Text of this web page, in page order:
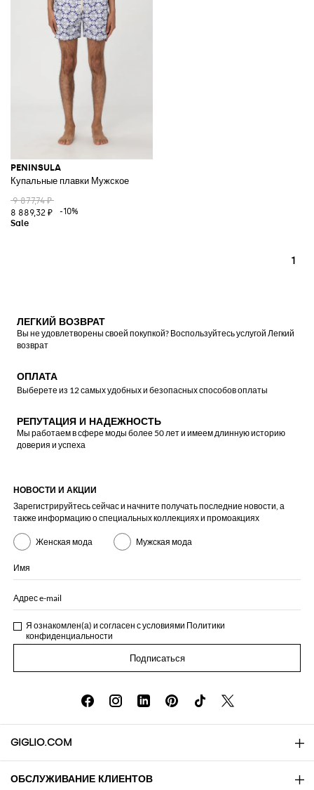
PENINSULA
Купальные плавки Мужское
9 877,74 ₽
8 889,32 ₽
-10%
1
ЛЕГКИЙ ВОЗВРАТ
Вы не удовлетворены своей покупкой? Воспользуйтесь услугой Легкий
возврат
ОПЛАТА
Выберете из 12 самых удобных и безопасных способов оплаты
РЕПУТАЦИЯ И НАДЕЖНОСТЬ
Мы работаем в сфере моды более 50 лет и имеем длинную историю
доверия и успеха
НОВОСТИ И АКЦИИ
Зарегистрируйтесь сейчас и начните получать последние новости, а
также информацию о специальных коллекциях и промоакциях
Женская мода Мужская мода
Имя
Адрес e-mail
Я ознакомлен(а) и согласен с условиями Политики
конфиденциальности
Подписаться
GIGLIO.COM
About
ОБСЛУЖИВАНИЕ КЛИЕНТОВ